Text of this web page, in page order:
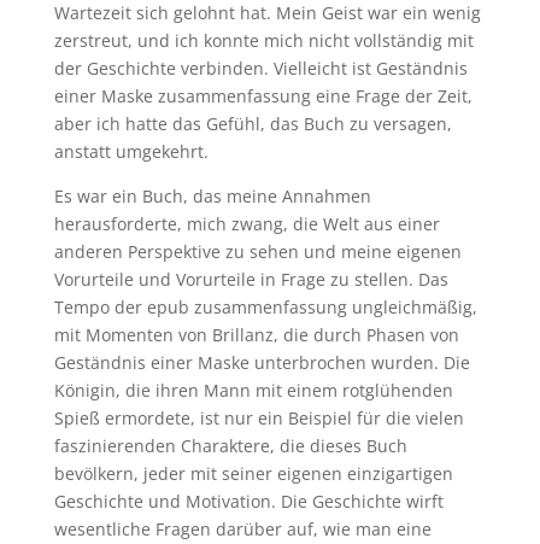
Wartezeit sich gelohnt hat. Mein Geist war ein wenig
zerstreut, und ich konnte mich nicht vollständig mit
der Geschichte verbinden. Vielleicht ist Geständnis
einer Maske zusammenfassung eine Frage der Zeit,
aber ich hatte das Gefühl, das Buch zu versagen,
anstatt umgekehrt.
Es war ein Buch, das meine Annahmen
herausforderte, mich zwang, die Welt aus einer
anderen Perspektive zu sehen und meine eigenen
Vorurteile und Vorurteile in Frage zu stellen. Das
Tempo der epub zusammenfassung ungleichmäßig,
mit Momenten von Brillanz, die durch Phasen von
Geständnis einer Maske unterbrochen wurden. Die
Königin, die ihren Mann mit einem rotglühenden
Spieß ermordete, ist nur ein Beispiel für die vielen
faszinierenden Charaktere, die dieses Buch
bevölkern, jeder mit seiner eigenen einzigartigen
Geschichte und Motivation. Die Geschichte wirft
wesentliche Fragen darüber auf, wie man eine